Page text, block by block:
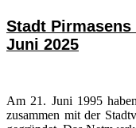
Stadt
Juni 2025
Am 21. Juni 1995
zusammen mit der